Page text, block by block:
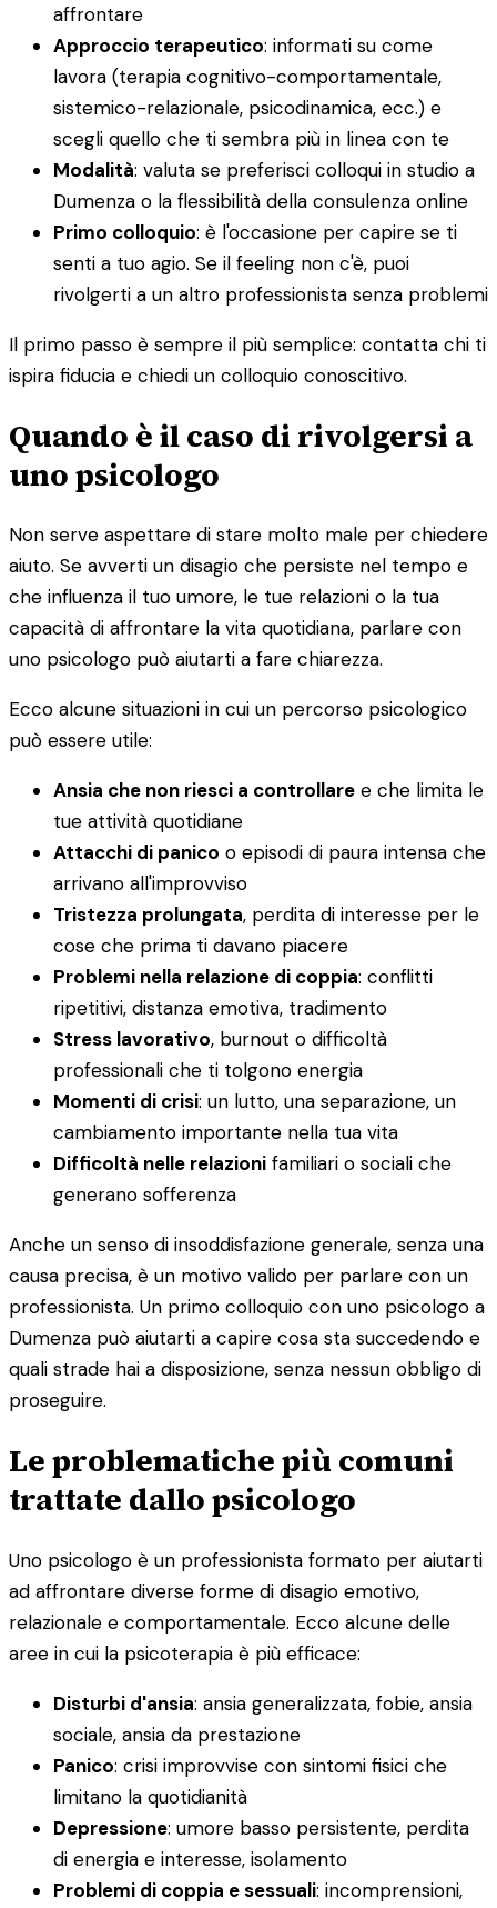
affrontare
Approccio terapeutico: informati su come
lavora (terapia cognitivo-comportamentale,
sistemico-relazionale, psicodinamica, ecc.) e
scegli quello che ti sembra più in linea con te
Modalità: valuta se preferisci colloqui in studio a
Dumenza o la flessibilità della consulenza online
Primo colloquio: è l'occasione per capire se ti
senti a tuo agio. Se il feeling non c'è, puoi
rivolgerti a un altro professionista senza problemi
Il primo passo è sempre il più semplice: contatta chi ti
ispira fiducia e chiedi un colloquio conoscitivo.
Quando è il caso di rivolgersi a
uno psicologo
Non serve aspettare di stare molto male per chiedere
aiuto. Se avverti un disagio che persiste nel tempo e
che influenza il tuo umore, le tue relazioni o la tua
capacità di affrontare la vita quotidiana, parlare con
uno psicologo può aiutarti a fare chiarezza.
Ecco alcune situazioni in cui un percorso psicologico
può essere utile:
Ansia che non riesci a controllare e che limita le
tue attività quotidiane
Attacchi di panico o episodi di paura intensa che
arrivano all'improvviso
Tristezza prolungata, perdita di interesse per le
cose che prima ti davano piacere
Problemi nella relazione di coppia: conflitti
ripetitivi, distanza emotiva, tradimento
Stress lavorativo, burnout o difficoltà
professionali che ti tolgono energia
Momenti di crisi: un lutto, una separazione, un
cambiamento importante nella tua vita
Difficoltà nelle relazioni familiari o sociali che
generano sofferenza
Anche un senso di insoddisfazione generale, senza una
causa precisa, è un motivo valido per parlare con un
professionista. Un primo colloquio con uno psicologo a
Dumenza può aiutarti a capire cosa sta succedendo e
quali strade hai a disposizione, senza nessun obbligo di
proseguire.
Le problematiche più comuni
trattate dallo psicologo
Uno psicologo è un professionista formato per aiutarti
ad affrontare diverse forme di disagio emotivo,
relazionale e comportamentale. Ecco alcune delle
aree in cui la psicoterapia è più efficace:
Disturbi d'ansia: ansia generalizzata, fobie, ansia
sociale, ansia da prestazione
Panico: crisi improvvise con sintomi fisici che
limitano la quotidianità
Depressione: umore basso persistente, perdita
di energia e interesse, isolamento
Problemi di coppia e sessuali: incomprensioni,